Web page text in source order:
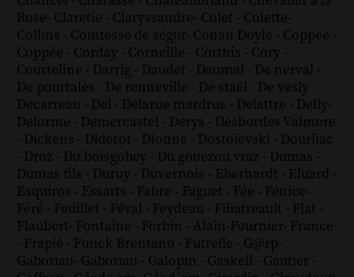
Rose- Claretie - Claryssandre- Colet - Colette-
Collins - Comtesse de ségur- Conan Doyle - Coppee -
Coppée - Corday - Corneille - Corthis - Cory -
Courteline - Darrig - Daudet - Daumal - De nerval -
De pourtalès - De renneville - De staël - De vesly -
Decarreau - Del - Delarue mardrus - Delattre - Delly-
Delorme - Demercastel - Derys - Desbordes Valmore
- Dickens - Diderot - Dionne - Dostoïevski - Dourliac
- Droz - Du boisgobey - Du gouezou vraz - Dumas -
Dumas fils - Duruy - Duvernois - Eberhardt - Eluard -
Esquiros - Essarts - Fabre - Faguet - Fée - Fénice-
Féré - Feuillet - Féval - Feydeau - Filiatreault - Flat -
Flaubert- Fontaine - Forbin - Alain-Fournier- France
- Frapié - Funck Brentano - Futrelle - G@rp-
Gaboriau- Gaboriau - Galopin - Gaskell - Gautier -